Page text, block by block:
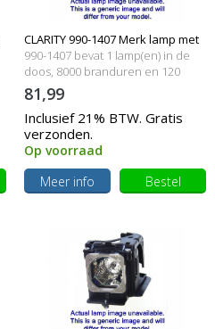
CLARITY 990-1407 Merk lamp met
behuizing
990-1407 bevat 1 lamp(en) in de
doos, 8000 branduren en 120
Watt
81,99
Inclusief 21% BTW. Gratis
verzonden.
Op voorraad
Meer info
Bestel